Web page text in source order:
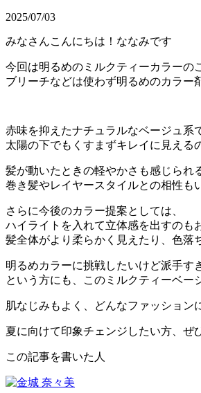
2025/07/03
みなさんこんにちは！ななみです
今回は明るめのミルクティーカラーの
ブリーチなどは使わず明るめのカラー
赤味を抑えたナチュラルなベージュ系
太陽の下でもくすまずキレイに見え
髪が動いたときの軽やかさも感じられ
巻き髪やレイヤースタイルとの相性も
さらに今後のカラー提案としては、
ハイライトを入れて立体感を出すのも
髪全体がより柔らかく見えたり、色落
明るめカラーに挑戦したいけど派手す
という方にも、このミルクティーベー
肌なじみもよく、どんなファッション
夏に向けて印象チェンジしたい方、ぜ
この記事を書いた人